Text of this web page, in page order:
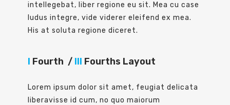
intellegebat, liber regione eu sit. Mea cu case
ludus integre, vide viderer eleifend ex mea.
His at soluta regione diceret.
I Fourth / III Fourths Layout
Lorem ipsum dolor sit amet, feugiat delicata
liberavisse id cum, no quo maiorum